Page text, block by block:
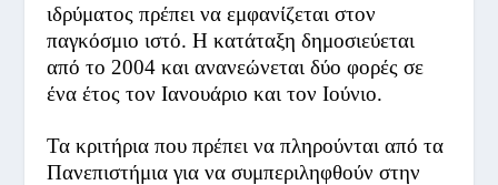
ιδρύματος πρέπει να εμφανίζεται στον
παγκόσμιο ιστό. Η κατάταξη δημοσιεύεται
από το 2004 και ανανεώνεται δύο φορές σε
ένα έτος τον Ιανουάριο και τον Ιούνιο.
Τα κριτήρια που πρέπει να πληρούνται από τα
Πανεπιστήμια για να συμπεριληφθούν στην